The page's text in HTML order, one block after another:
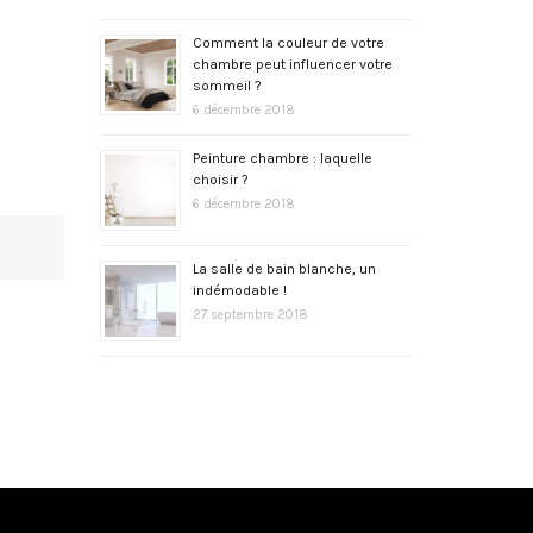
Comment la couleur de votre
chambre peut influencer votre
sommeil ?
6 décembre 2018
Peinture chambre : laquelle
choisir ?
6 décembre 2018
La salle de bain blanche, un
indémodable !
27 septembre 2018